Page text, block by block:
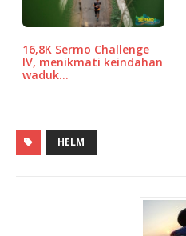
16,8K Sermo Challenge
IV, menikmati keindahan
waduk…
HELM